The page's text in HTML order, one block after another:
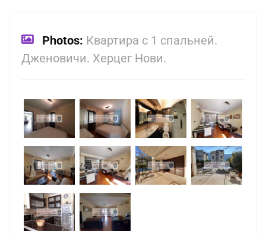
Photos: Квартира с 1 спальней.
Дженовичи. Херцег Нови.